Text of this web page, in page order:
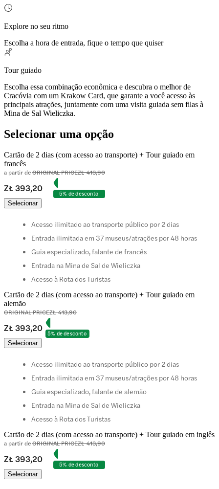
Explore no seu ritmo
Escolha a hora de entrada, fique o tempo que quiser
Tour guiado
Escolha essa combinação econômica e descubra o melhor de
Cracóvia com um Krakow Card, que garante a você acesso às
principais atrações, juntamente com uma visita guiada sem filas à
Mina de Sal Wieliczka.
Selecionar uma opção
Cartão de 2 dias (com acesso ao transporte) + Tour guiado em
francês
a partir deORIGINAL PRICEZŁ 413,90
ZŁ 393,20
5% de desconto
Selecionar
Acesso ilimitado ao transporte público por 2 dias
Entrada ilimitada em 37 museus/atrações por 48 horas
Guia especializado, falante de francês
Entrada na Mina de Sal de Wieliczka
Acesso à Rota dos Turistas
Cartão de 2 dias (com acesso ao transporte) + Tour guiado em
alemão
ORIGINAL PRICEZŁ 413,90
ZŁ 393,20
5% de desconto
Selecionar
Acesso ilimitado ao transporte público por 2 dias
Entrada ilimitada em 37 museus/atrações por 48 horas
Guia especializado, falante de alemão
Entrada na Mina de Sal de Wieliczka
Acesso à Rota dos Turistas
Cartão de 2 dias (com acesso ao transporte) + Tour guiado em inglês
a partir deORIGINAL PRICEZŁ 413,90
ZŁ 393,20
5% de desconto
Selecionar